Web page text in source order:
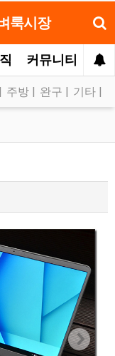
룩시장
커뮤니티 모
| 주방 | 완구 | 기타 |